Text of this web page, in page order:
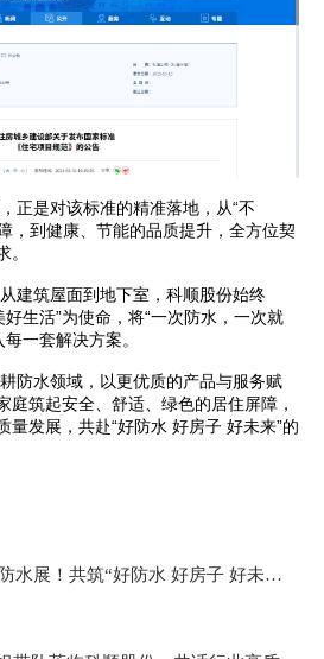
正是对该标准的精准落地，从“不
，到健康、节能的品质提升，全方位契
。
建筑屋面到地下室，科顺股份始终
生活”为使命，将“一次防水，一次就
一套解决方案。
防水领域，以更优质的产品与服务赋
庭筑起安全、舒适、绿色的居住屏障，
量发展，共赴“好防水 好房子 好未来”的
水展！共筑“好防水 好房子 好未